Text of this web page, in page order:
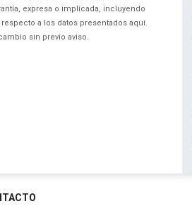
expresa o implicada, incluyendo
a los datos presentados aquí.
sin previo aviso.